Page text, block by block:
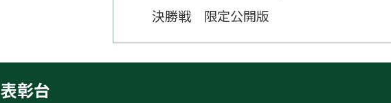
決勝戦 限定公開版
表彰台